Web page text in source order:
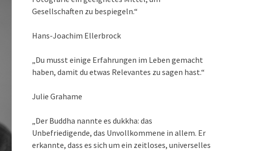
Gesellschaften zu bespiegeln.“
Hans-Joachim Ellerbrock
„Du musst einige Erfahrungen im Leben gemacht
haben, damit du etwas Relevantes zu sagen hast.“
Julie Grahame
„Der Buddha nannte es dukkha: das
Unbefriedigende, das Unvollkommene in allem. Er
erkannte, dass es sich um ein zeitloses, universelles